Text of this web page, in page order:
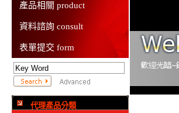
產品相關 product
資料諮詢 consult
表單提交 form
代理產品分類